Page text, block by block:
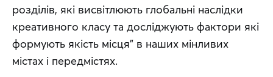
розділів, які висвітлюють глобальні наслідки
креативного класу та досліджують фактори які
формують якість місця" в наших мінливих
містах і передмістях.